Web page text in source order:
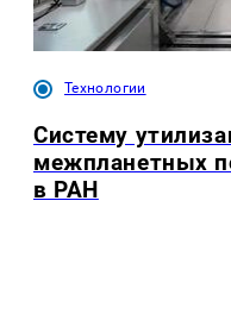
Технологии
Систему
межпланетных
в РАН